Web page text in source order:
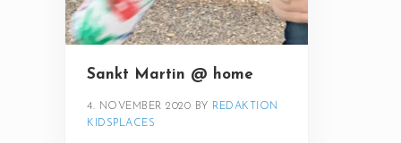
Sankt Martin @ home
4. NOVEMBER 2020 BY REDAKTION
KIDSPLACES